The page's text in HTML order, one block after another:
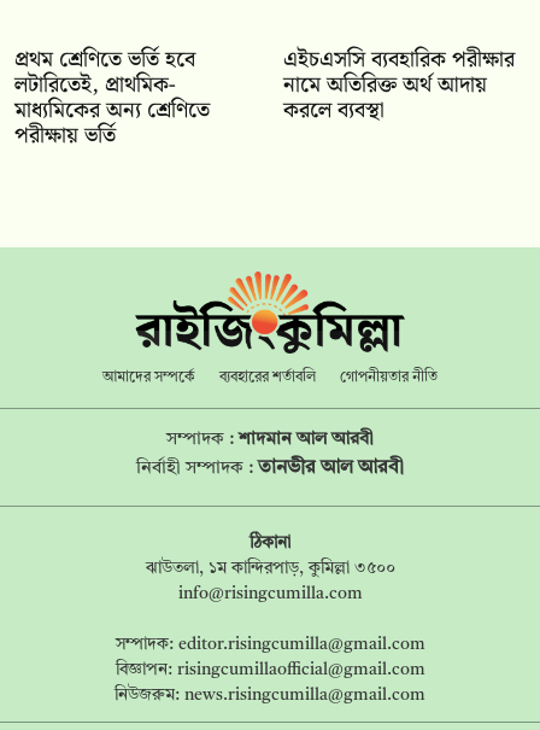
প্রথম শ্রেণিতে ভর্তি হবে
লটারিতেই, প্রাথমিক-
মাধ্যমিকের অন্য শ্রেণিতে
পরীক্ষায় ভর্তি
এইচএসসি ব্যবহারিক পরীক্ষার
নামে অতিরিক্ত অর্থ আদায়
করলে ব্যবস্থা
আমাদের সম্পর্কে ব্যবহারের শর্তাবলি গোপনীয়তার নীতি
সম্পাদক :শাদমান আল আরবী
নির্বাহী সম্পাদক : তানভীর আল আরবী
ঠিকানা
ঝাউতলা, ১ম কান্দিরপাড়, কুমিল্লা ৩৫০০
info@risingcumilla.com
সম্পাদক: editor.risingcumilla@gmail.com
বিজ্ঞাপন: risingcumillaofficial@gmail.com
নিউজরুম: news.risingcumilla@gmail.com